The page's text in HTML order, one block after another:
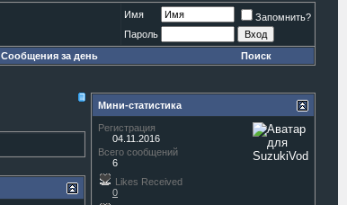
Имя
Запомнить?
Пароль
Сообщения за день Поиск
Мини-статистика
Регистрация
04.11.2016
Всего сообщений
6
Likes Received
0